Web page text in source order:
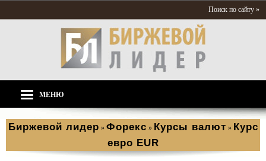
Поиск по сайту »
МЕНЮ
Биржевой лидер » Форекс » Курсы валют » Курс
евро EUR